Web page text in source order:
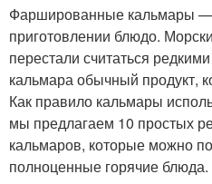
Фаршированные кальмары —
приготовлении блюдо.
перестали считаться
кальмара обычный продукт,
Как правило кальмары
мы предлагаем 10 простых
кальмаров, которые можно
полноценные горячие блюда.